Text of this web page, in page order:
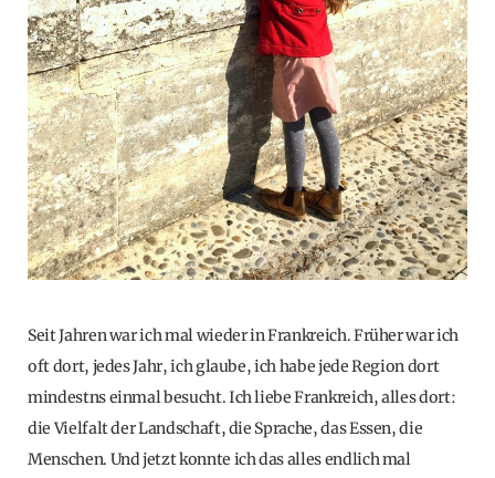
Seit Jahren war ich mal wieder in Frankreich. Früher war ich
oft dort, jedes Jahr, ich glaube, ich habe jede Region dort
mindestns einmal besucht. Ich liebe Frankreich, alles dort:
die Vielfalt der Landschaft, die Sprache, das Essen, die
Menschen. Und jetzt konnte ich das alles endlich mal